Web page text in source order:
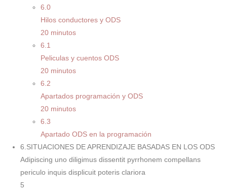
6.0
Hilos conductores y ODS
20 minutos
6.1
Peliculas y cuentos ODS
20 minutos
6.2
Apartados programación y ODS
20 minutos
6.3
Apartado ODS en la programación
6.SITUACIONES DE APRENDIZAJE BASADAS EN LOS ODS
Adipiscing uno diligimus dissentit pyrrhonem compellans
periculo inquis displicuit poteris clariora
5